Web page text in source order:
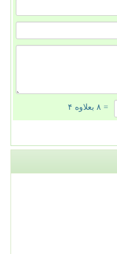
= ۸ بعلاوه ۴